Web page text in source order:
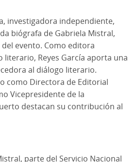
investigadora independiente,
biógrafa de Gabriela Mistral,
evento. Como editora
literario, Reyes García aporta una
al diálogo literario.
como Directora de Editorial
Vicepresidente de la
destacan su contribución al
parte del Servicio Nacional